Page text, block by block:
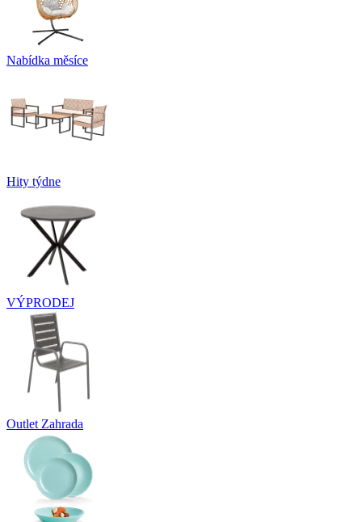
Nabídka měsíce
Hity týdne
VÝPRODEJ
Outlet Zahrada